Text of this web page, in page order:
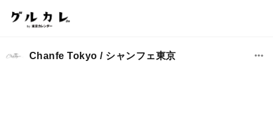
Chanfe Tokyo / シャンフェ東京